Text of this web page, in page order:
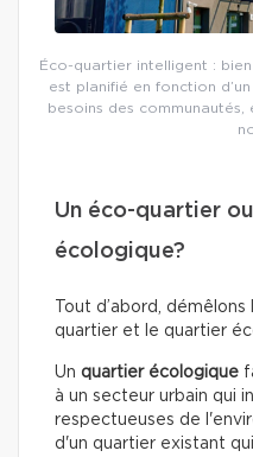
Éco-quartier intelligent :
est planifié en fonction
besoins des
Un éco-quartier
écologique?
Tout d’abord,
quartier et le quartier
Un quartier écologique
à un secteur urbain qui
respectueuses de
d'un quartier existant